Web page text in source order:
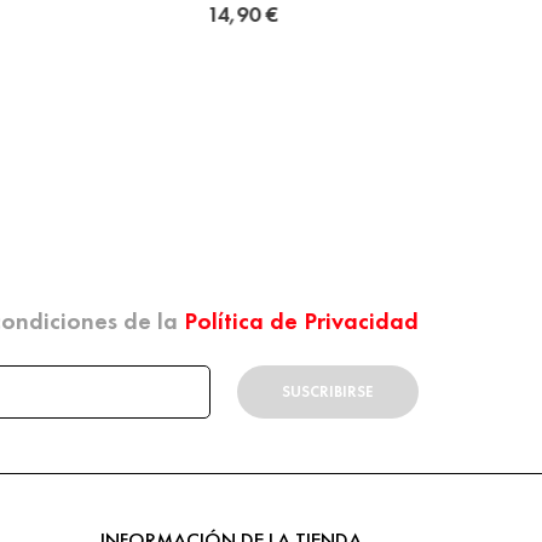
de la Política de Privacidad
SUSCRIBIRSE